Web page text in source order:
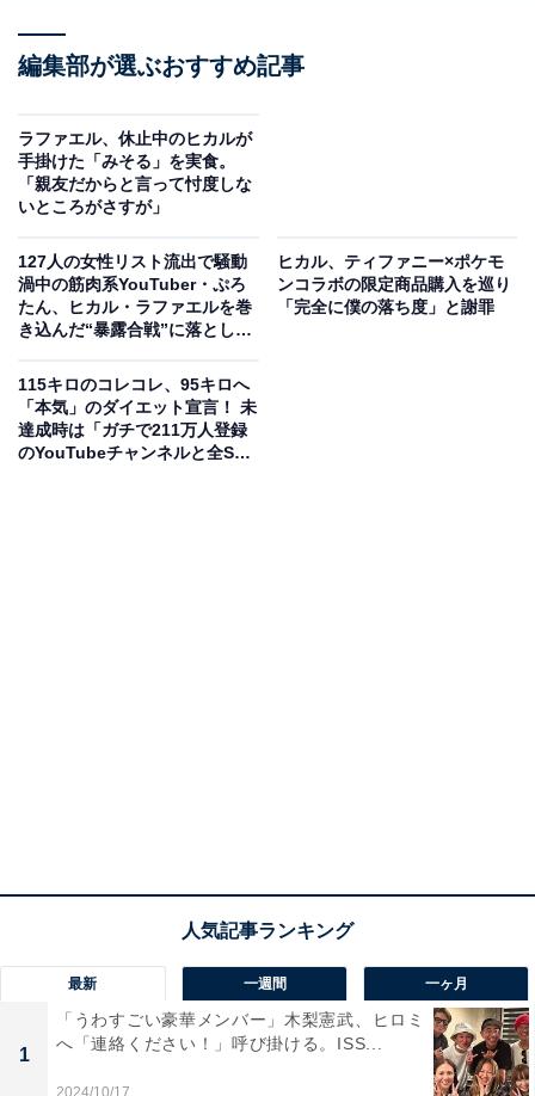
編集部が選ぶおすすめ記事
ラファエル、休止中のヒカルが
手掛けた「みそる」を実食。
「親友だからと言って忖度しな
いところがさすが」
127人の女性リスト流出で騒動
渦中の筋肉系YouTuber・ぷろ
たん、ヒカル・ラファエルを巻
き込んだ“暴露合戦”に落としど
ヒカル、ティファニー×ポケモ
ンコラボの限定商品購入を巡り
「完全に僕の落ち度」と謝罪
115キロのコレコレ、95キロへ
「本気」のダイエット宣言！ 未
達成時は「ガチで211万人登録
のYouTubeチャンネルと全SNS
最新 一週間 一ヶ月
1
「うわすごい豪華メンバー」木梨憲武、ヒロミ
へ「連絡ください！」呼び掛ける。ISS...